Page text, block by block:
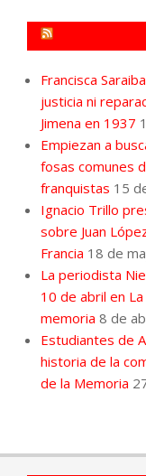
Francisca
justicia ni
Jimena en 1937
Empiezan a
fosas comunes
franquistas 15
Ignacio Trillo
sobre Juan
Francia 18 de
La periodista
10 de abril en
memoria 8 de
Estudiantes de
historia de la
de la Memoria